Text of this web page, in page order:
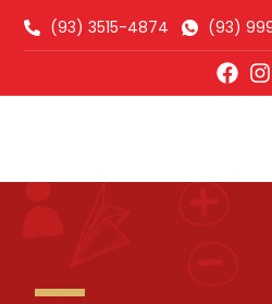
(93) 3515-4874 (93)